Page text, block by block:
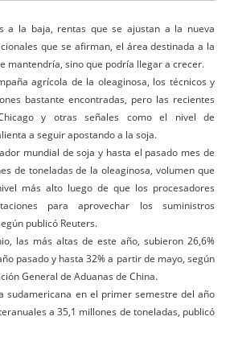
a la baja, rentas que se ajustan a la nueva
que se afirman, el área destinada a la
mantendría, sino que podría llegar a crecer.
agrícola de la oleaginosa, los técnicos y
bastante encontradas, pero las recientes
y otras señales como el nivel de
a seguir apostando a la soja.
mundial de soja y hasta el pasado mes de
de toneladas de la oleaginosa, volumen que
más alto luego de que los procesadores
para aprovechar los suministros
publicó Reuters.
las más altas de este año, subieron 26,6%
pasado y hasta 32% a partir de mayo, según
General de Aduanas de China.
sudamericana en el primer semestre del año
a 35,1 millones de toneladas, publicó